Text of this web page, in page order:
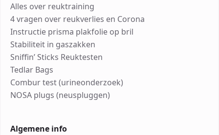
Alles over reuktraining
4 vragen over reukverlies en Corona
Instructie prisma plakfolie op bril
Stabiliteit in gaszakken
Sniffin’ Sticks Reuktesten
Tedlar Bags
Combur test (urineonderzoek)
NOSA plugs (neuspluggen)
Algemene info